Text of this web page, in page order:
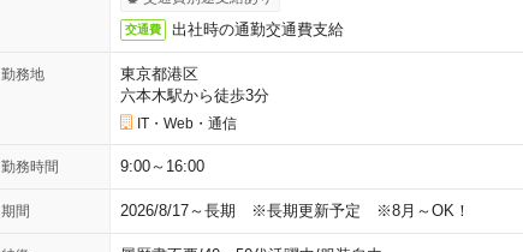
交通費 出社時の通勤交通費支給
勤務地
東京都港区
六本木駅から徒歩3分
IT・Web・通信
勤務時間 9:00～16:00
期間 2026/8/17～長期 ※長期更新予定 ※8月～OK！